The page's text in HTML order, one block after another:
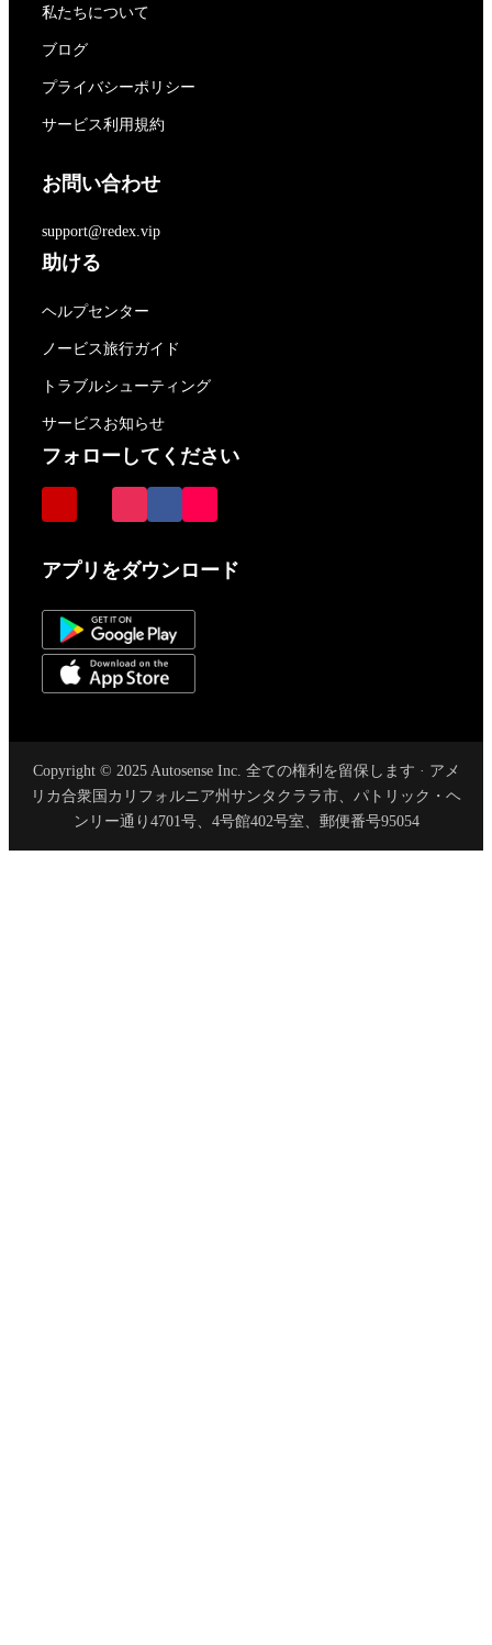
私たちについて
ブログ
プライバシーポリシー
サービス利用規約
お問い合わせ
support@redex.vip
助ける
ヘルプセンター
ノービス旅行ガイド
トラブルシューティング
サービスお知らせ
フォローしてください
アプリをダウンロード
Copyright © 2025 Autosense Inc. 全ての権利を留保します · アメ
リカ合衆国カリフォルニア州サンタクララ市、パトリック・ヘ
ンリー通り4701号、4号館402号室、郵便番号95054